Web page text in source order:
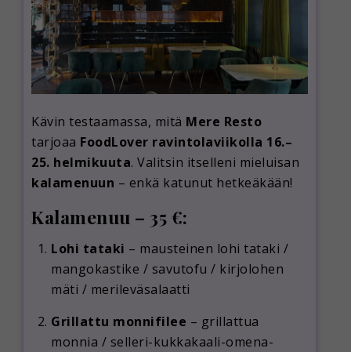
Kävin testaamassa, mitä Mere Resto
tarjoaa FoodLover ravintolaviikolla 16.–
25. helmikuuta. Valitsin itselleni mieluisan
kalamenuun – enkä katunut hetkeäkään!
Kalamenuu – 35 €:
Lohi tataki – mausteinen lohi tataki /
mangokastike / savutofu / kirjolohen
mäti / merileväsalaatti
Grillattu monnifilee – grillattua
monnia / selleri-kukkakaali-omena-